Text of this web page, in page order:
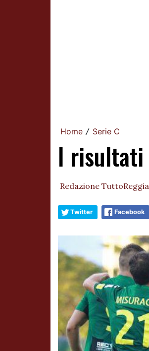
Home / Serie C
I risultati
Redazione
Twitter Facebook